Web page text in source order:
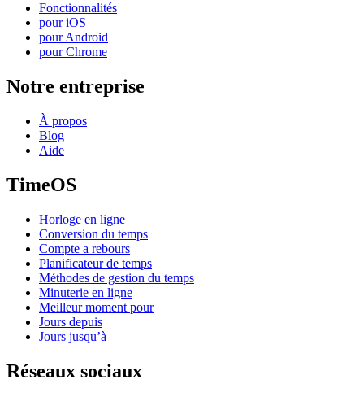
Fonctionnalités
pour iOS
pour Android
pour Chrome
Notre entreprise
À propos
Blog
Aide
TimeOS
Horloge en ligne
Conversion du temps
Compte a rebours
Planificateur de temps
Méthodes de gestion du temps
Minuterie en ligne
Meilleur moment pour
Jours depuis
Jours jusqu’à
Réseaux sociaux